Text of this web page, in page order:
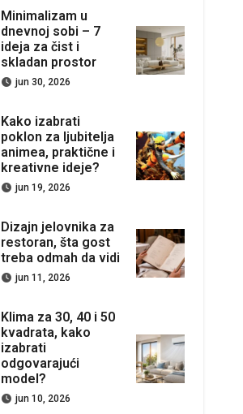
Minimalizam u
dnevnoj sobi – 7
ideja za čist i
skladan prostor
jun 30, 2026
Kako izabrati
poklon za ljubitelja
animea, praktične i
kreativne ideje?
jun 19, 2026
Dizajn jelovnika za
restoran, šta gost
treba odmah da vidi
jun 11, 2026
Klima za 30, 40 i 50
kvadrata, kako
izabrati
odgovarajući
model?
jun 10, 2026